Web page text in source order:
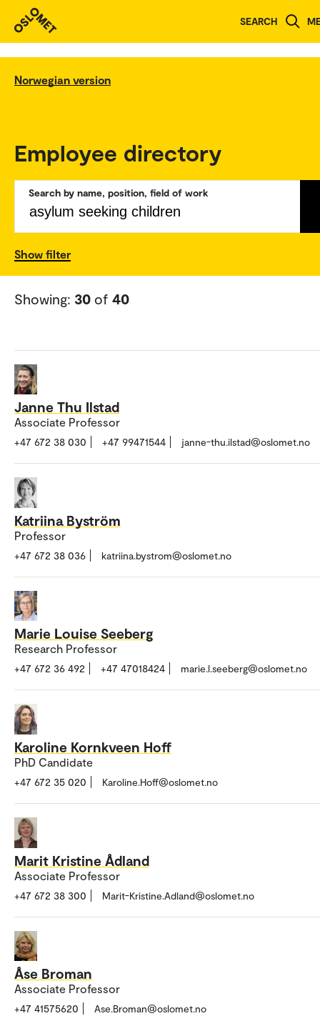
SEARCH
Norwegian version
Employee directory
Search by name, position, field of work
Show filter
Showing: 30 of 40
Janne Thu Ilstad
Associate Professor
+47 672 38 030 +47 99471544 janne-thu.ilstad@oslomet.no
Katriina Byström
Professor
+47 672 38 036 katriina.bystrom@oslomet.no
Marie Louise Seeberg
Research Professor
+47 672 36 492 +47 47018424 marie.l.seeberg@oslomet.no
Karoline Kornkveen Hoff
PhD Candidate
+47 672 35 020 Karoline.Hoff@oslomet.no
Marit Kristine Ådland
Associate Professor
+47 672 38 300 Marit-Kristine.Adland@oslomet.no
Åse Broman
Associate Professor
+47 41575620 Ase.Broman@oslomet.no